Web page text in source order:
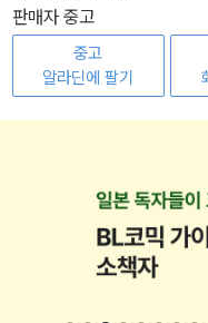
판매자 중고
중고
알라딘에 팔기